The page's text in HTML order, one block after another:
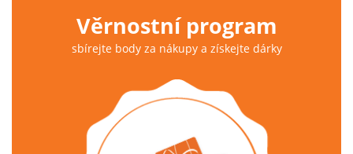
Věrnostní program
sbírejte body za nákupy a získejte dárky